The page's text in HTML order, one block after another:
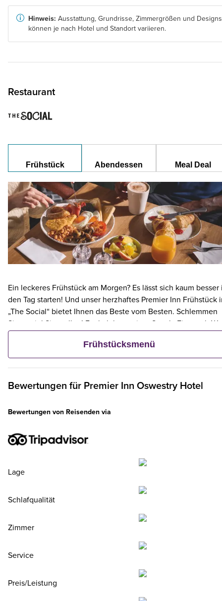
Hinweis: Ausstattung, Grundrisse, Zimmergrößen und Designs
können je nach Hotel und Standort variieren.
Restaurant
Frühstück Abendessen Meal Deal
Ein leckeres Frühstück am Morgen? Es lässt sich kaum besser
den Tag starten! Und unser herzhaftes Premier Inn Frühstück
„The Social“ bietet Ihnen das Beste vom Besten. Schlemmen
Sie so viel Sie wollen! Egal ob knuspriger Speck, Eier nach
Tee und Kaffee, Rösti, Toast und vieles mehr. Doch lieber nur
eine Kleinigkeit? Dann wählen Sie unser kontinentales Menü
und wählen Sie aus frischem Gebäck, Obst, Joghurt und
Frühstücksmenü
Bewertungen für Premier Inn Oswestry Hotel
Bewertungen von Reisenden via
Lage
Schlafqualität
Zimmer
Service
Preis/Leistung